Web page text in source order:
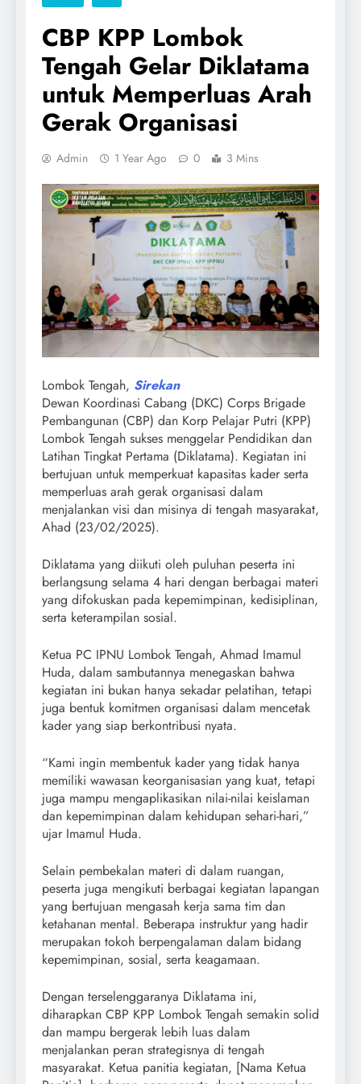
CBP KPP Lombok
Tengah Gelar Diklatama
untuk Memperluas Arah
Gerak Organisasi
Admin 1 Year Ago 0 3 Mins
Lombok Tengah, Sirekan
Dewan Koordinasi Cabang (DKC) Corps Brigade
Pembangunan (CBP) dan Korp Pelajar Putri (KPP)
Lombok Tengah sukses menggelar Pendidikan dan
Latihan Tingkat Pertama (Diklatama). Kegiatan ini
bertujuan untuk memperkuat kapasitas kader serta
memperluas arah gerak organisasi dalam
menjalankan visi dan misinya di tengah masyarakat,
Ahad (23/02/2025).
Diklatama yang diikuti oleh puluhan peserta ini
berlangsung selama 4 hari dengan berbagai materi
yang difokuskan pada kepemimpinan, kedisiplinan,
serta keterampilan sosial.
Ketua PC IPNU Lombok Tengah, Ahmad Imamul
Huda, dalam sambutannya menegaskan bahwa
kegiatan ini bukan hanya sekadar pelatihan, tetapi
juga bentuk komitmen organisasi dalam mencetak
kader yang siap berkontribusi nyata.
“Kami ingin membentuk kader yang tidak hanya
memiliki wawasan keorganisasian yang kuat, tetapi
juga mampu mengaplikasikan nilai-nilai keislaman
dan kepemimpinan dalam kehidupan sehari-hari,”
ujar Imamul Huda.
Selain pembekalan materi di dalam ruangan,
peserta juga mengikuti berbagai kegiatan lapangan
yang bertujuan mengasah kerja sama tim dan
ketahanan mental. Beberapa instruktur yang hadir
merupakan tokoh berpengalaman dalam bidang
kepemimpinan, sosial, serta keagamaan.
Dengan terselenggaranya Diklatama ini,
diharapkan CBP KPP Lombok Tengah semakin solid
dan mampu bergerak lebih luas dalam
menjalankan peran strategisnya di tengah
masyarakat. Ketua panitia kegiatan, [Nama Ketua